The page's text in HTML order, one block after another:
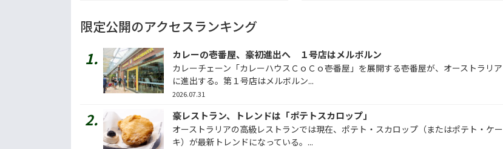
限定公開のアクセスランキング
カレーの壱番屋、豪初進出へ １号店はメルボルン
カレーチェーン「カレーハウスＣｏＣｏ壱番屋」を展開する壱番屋が、オーストラリア
に進出する。第１号店はメルボルン...
2026.07.31
豪レストラン、トレンドは「ポテトスカロップ」
オーストラリアの高級レストランでは現在、ポテト・スカロップ（またはポテト・ケー
キ）が最新トレンドになっている。...